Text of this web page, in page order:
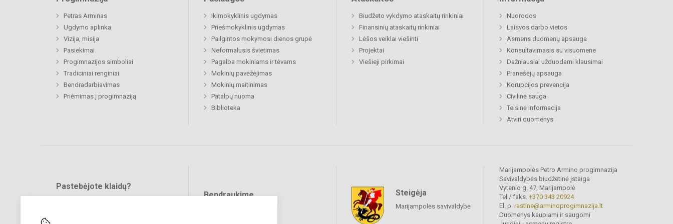
Petras Arminas
Ugdymo aplinka
Vizija, misija
Pasiekimai
Progimnazijos simboliai
Tradiciniai renginiai
Bendradarbiavimas
Priėmimas į progimnaziją
Ikimokyklinis ugdymas
Priešmokyklinis ugdymas
Pailgintos mokymosi dienos grupė
Neformalusis švietimas
Pagalba mokiniams ir tėvams
Mokinių pavėžėjimas
Mokinių maitinimas
Patalpų nuoma
Biblioteka
Biudžeto vykdymo ataskaitų rinkiniai
Finansinių ataskaitų rinkiniai
Lėšos veiklai viešinti
Projektai
Viešieji pirkimai
Nuorodos
Laisvos darbo vietos
Asmens duomenų apsauga
Konsultavimasis su visuomene
Dažniausiai užduodami klausimai
Pranešėjų apsauga
Korupcijos prevencija
Civilinė sauga
Teisinė informacija
Atviri duomenys
Pastebėjote klaidų?
Bendraukime Steigėja
Marijampolės savivaldybė
Marijampolės Petro Armino progimnazija
Savivaldybės biudžetinė įstaiga
Vytenio g. 47, Marijampolė
Tel./ faks. +370 343 20924
El. p. rastine@arminoprogimnazija.lt
Duomenys kaupiami ir saugomi